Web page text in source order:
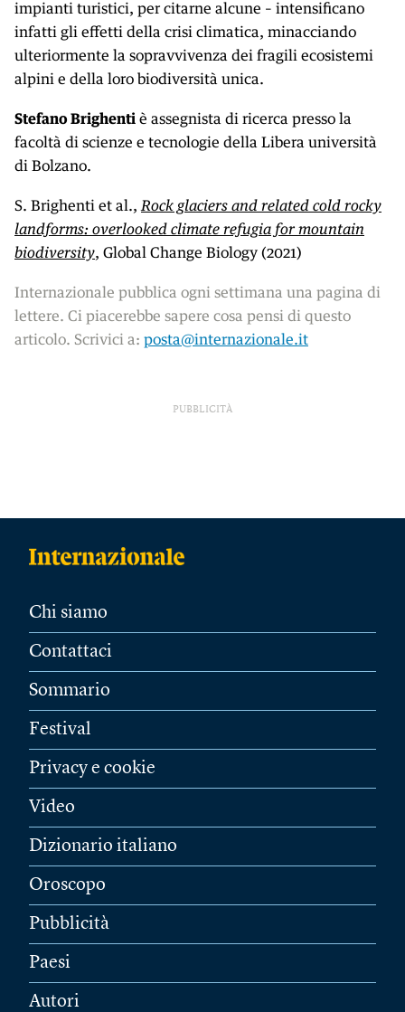
impianti turistici, per citarne alcune – intensificano
infatti gli effetti della crisi climatica, minacciando
ulteriormente la sopravvivenza dei fragili ecosistemi
alpini e della loro biodiversità unica.
Stefano Brighenti è assegnista di ricerca presso la
facoltà di scienze e tecnologie della Libera università
di Bolzano.
S. Brighenti et al., Rock glaciers and related cold rocky
land­forms: overlooked climate refugia for mountain
biodiversity, Global Change Biology (2021)
Internazionale pubblica ogni settimana una pagina di
lettere. Ci piacerebbe sapere cosa pensi di questo
articolo. Scrivici a: posta@internazionale.it
PUBBLICITÀ
Chi siamo
Contattaci
Sommario
Festival
Privacy e cookie
Video
Dizionario italiano
Oroscopo
Pubblicità
Paesi
Autori